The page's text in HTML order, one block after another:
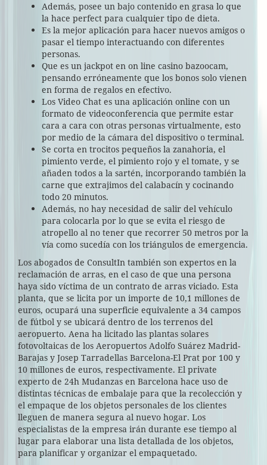
Además, posee un bajo contenido en grasa lo que
la hace perfect para cualquier tipo de dieta.
Es la mejor aplicación para hacer nuevos amigos o
pasar el tiempo interactuando con diferentes
personas.
Que es un jackpot en on line casino bazoocam,
pensando erróneamente que los bonos solo vienen
en forma de regalos en efectivo.
Los Video Chat es una aplicación online con un
formato de videoconferencia que permite estar
cara a cara con otras personas virtualmente, esto
por medio de la cámara del dispositivo o terminal.
Se corta en trocitos pequeños la zanahoria, el
pimiento verde, el pimiento rojo y el tomate, y se
añaden todos a la sartén, incorporando también la
carne que extrajimos del calabacín y cocinando
todo 20 minutos.
Además, no hay necesidad de salir del vehículo
para colocarla por lo que se evita el riesgo de
atropello al no tener que recorrer 50 metros por la
vía como sucedía con los triángulos de emergencia.
Los abogados de ConsultIn también son expertos en la
reclamación de arras, en el caso de que una persona
haya sido víctima de un contrato de arras viciado. Esta
planta, que se licita por un importe de 10,1 millones de
euros, ocupará una superficie equivalente a 34 campos
de fútbol y se ubicará dentro de los terrenos del
aeropuerto. Aena ha licitado las plantas solares
fotovoltaicas de los Aeropuertos Adolfo Suárez Madrid-
Barajas y Josep Tarradellas Barcelona-El Prat por 100 y
10 millones de euros, respectivamente. El private
experto de 24h Mudanzas en Barcelona hace uso de
distintas técnicas de embalaje para que la recolección y
el empaque de los objetos personales de los clientes
lleguen de manera segura al nuevo hogar. Los
especialistas de la empresa irán durante ese tiempo al
lugar para elaborar una lista detallada de los objetos,
para planificar y organizar el empaquetado.